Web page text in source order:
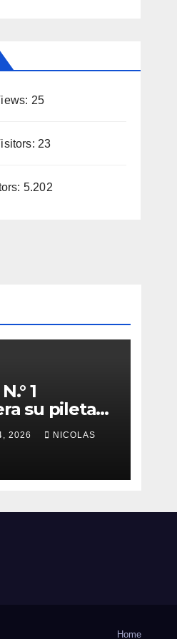
25
23
5.202
1
su pileta
de años: la
supera el
la
de miles
2026 NICOLAS
Home